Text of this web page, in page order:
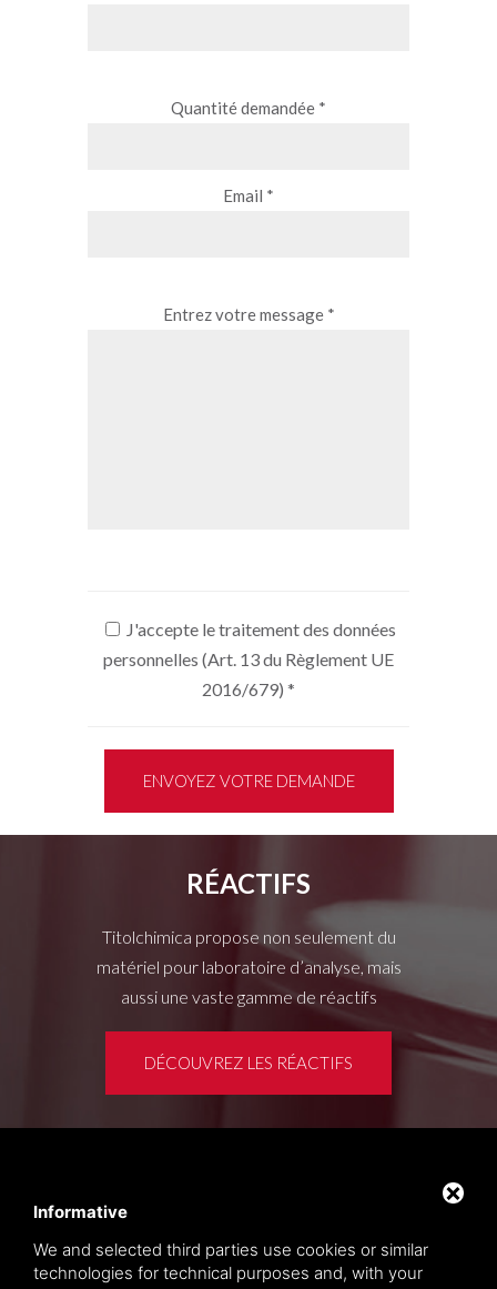
Quantité demandée *
Email *
Entrez votre message *
J'accepte le traitement des données
personnelles (Art. 13 du Règlement UE
2016/679) *
ENVOYEZ VOTRE DEMANDE
RÉACTIFS
Titolchimica propose non seulement du
matériel pour laboratoire d’analyse, mais
aussi une vaste gamme de réactifs
DÉCOUVREZ LES RÉACTIFS
Informative
We and selected third parties use cookies or similar
technologies for technical purposes and, with your
Privacy policy